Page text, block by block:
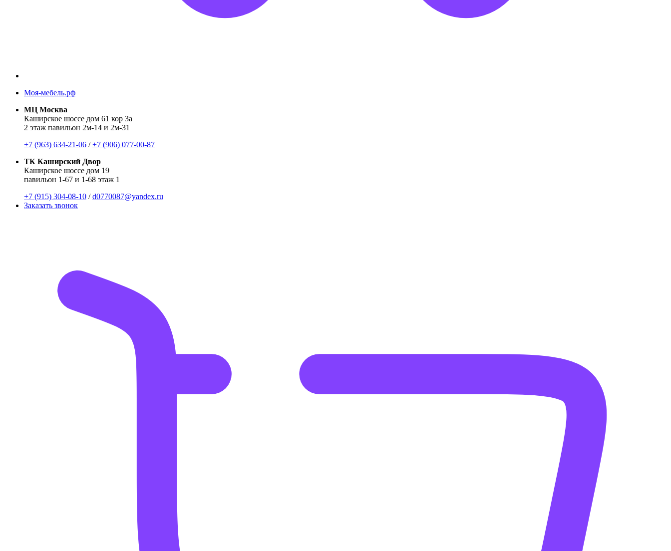
Моя-мебель.рф
МЦ Москва
Каширское шоссе дом 61 кор 3а
2 этаж павильон 2м-14 и 2м-31
+7 (963) 634-21-06 /+7 (906) 077-00-87
ТК Каширский Двор
Каширское шоссе дом 19
павильон 1-67 и 1-68 этаж 1
+7 (915) 304-08-10 /d0770087@yandex.ru
Заказать звонок